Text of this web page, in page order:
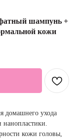
шампунь +
кожи
домашнего ухода
нанопластики.
кожи головы,